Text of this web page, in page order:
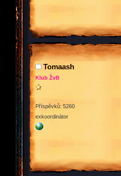
Tomaash
Klub ŽvB
Příspěvků: 5260
exkoordinátor